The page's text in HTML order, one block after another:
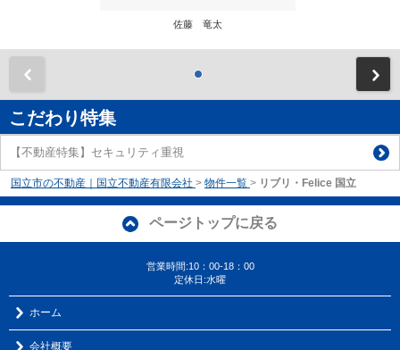
佐藤 竜太
こだわり特集
【不動産特集】セキュリティ重視
国立市の不動産｜国立不動産有限会社 > 物件一覧 > リブリ・Felice 国立
ページトップに戻る
営業時間:10：00-18：00
定休日:水曜
ホーム
会社概要